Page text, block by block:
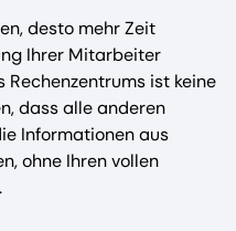
desto mehr Zeit
Ihrer Mitarbeiter
Rechenzentrums ist keine
dass alle anderen
Informationen aus
ohne Ihren vollen